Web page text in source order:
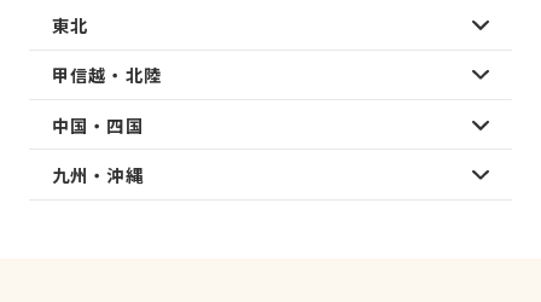
東北
甲信越・北陸
中国・四国
九州・沖縄